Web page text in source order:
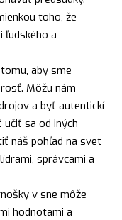
toho, že
ľudského a
aby sme
Môžu nám
a byť autentickí
učiť sa od iných
náš pohľad na svet
správcami a
v sne môže
hodnotami a